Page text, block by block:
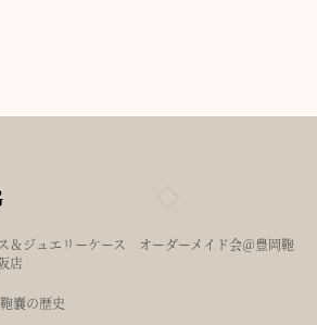
＆ジュエリーケース オーダーメイド会＠豊岡鞄
店
嚢の歴史